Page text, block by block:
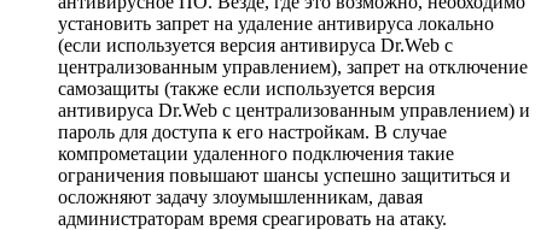
установить запрет на удаление антивируса локально
(если используется версия антивируса Dr.Web с
централизованным управлением), запрет на отключение
самозащиты (также если используется версия
антивируса Dr.Web с централизованным управлением) и
пароль для доступа к его настройкам. В случае
компрометации удаленного подключения такие
ограничения повышают шансы успешно защититься и
осложняют задачу злоумышленникам, давая
администраторам время среагировать на атаку.